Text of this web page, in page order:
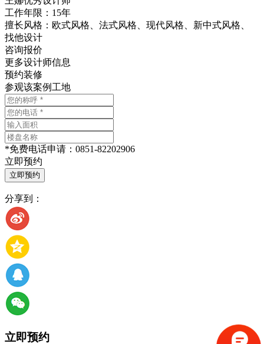
工作年限：15年
擅长风格：欧式风格、法式风格、现代风格、新中式风格、
找他设计
咨询报价
更多设计师信息
预约装修
参观该案例工地
*免费电话申请： 0851-82202906
立即预约
分享到：
立即预约